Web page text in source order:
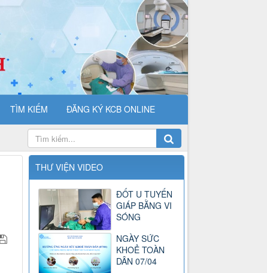
TÌM KIẾM ĐĂNG KÝ KCB ONLINE
THƯ VIỆN VIDEO
ĐỐT U TUYẾN
GIÁP BẰNG VI
SÓNG
NGÀY SỨC
KHOẺ TOÀN
DÂN 07/04